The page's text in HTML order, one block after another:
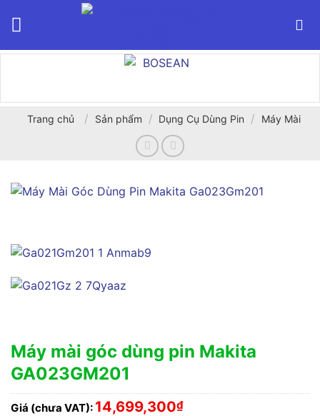
Trang chủ / Sản phẩm / Dụng Cụ Dùng Pin / Máy Mài
Máy mài góc dùng pin Makita
GA023GM201
Giá (chưa VAT): 14,699,300₫